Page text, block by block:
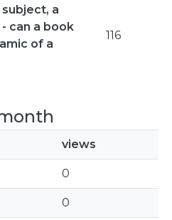
a
can a book
of a
116
views
0
0